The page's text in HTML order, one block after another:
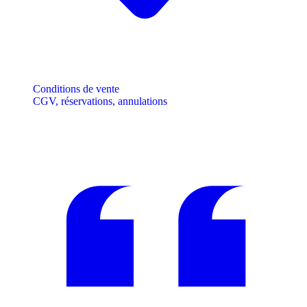
Conditions de vente
CGV, réservations, annulations